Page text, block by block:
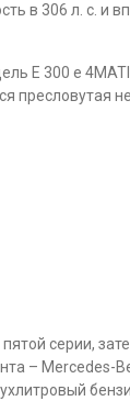
в 306 л. с. и
E 300 e
пресловутая
серии,
– Mercedes-